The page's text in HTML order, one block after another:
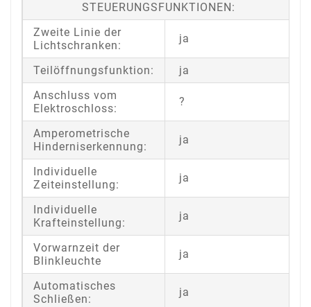
STEUERUNGSFUNKTIONEN:
Zweite Linie der
Lichtschranken:
ja
Teilöffnungsfunktion:
ja
Anschluss vom
Elektroschloss:
?
Amperometrische
Hinderniserkennung:
ja
Individuelle
Zeiteinstellung:
ja
Individuelle
Krafteinstellung:
ja
Vorwarnzeit der
Blinkleuchte
ja
Automatisches
Schließen:
ja